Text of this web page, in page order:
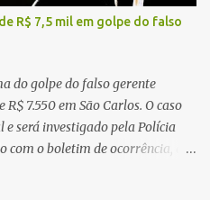
rodovia foram acionadas e
de prestarem socorro à
ainda no local do
compareceu para o registro
R$ 7,5 mil em golpe do falso
do golpe do falso gerente
7.550 em São Carlos. O caso
será investigado pela Polícia
com o boletim de ocorrência, a